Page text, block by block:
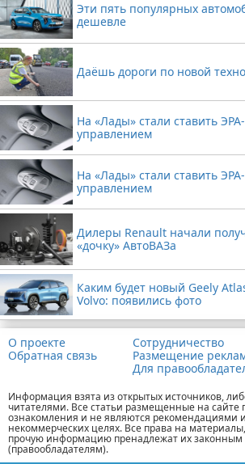
Эти пять популярных
дешевле
Даёшь дороги по новой
На «Лады» стали ставить
управлением
На «Лады» стали ставить
управлением
Дилеры Renault начали
«дочку» АвтоВАЗа
Каким будет новый Geely
Volvo: появились фото
О проекте
Обратная связь
Сотрудничество
Размещение
Для
Информация взята из открытых источников,
читателями. Все статьи размещенные на сайте
ознакомления и не являются рекомендациями
некоммерческих целях. Все права на
прочую информацию пренадлежат их законным
(правообладателям).